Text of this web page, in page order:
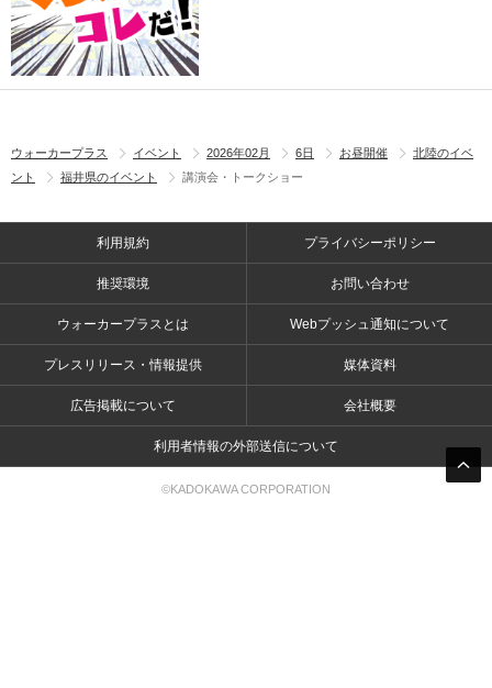
ウォーカープラス イベント 2026年02月 6日 お昼開催
北陸のイベ
ント
福井県のイベント 講演会・トークショー
利用規約 プライバシーポリシー
推奨環境 お問い合わせ
ウォーカープラスとは Webプッシュ通知について
プレスリリース・情報提供 媒体資料
広告掲載について 会社概要
利用者情報の外部送信について
©KADOKAWA CORPORATION